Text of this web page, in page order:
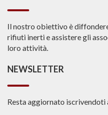
Il nostro obiettivo è
rifiuti inerti e assistere gli
loro attività.
NEWSLETTER
Resta aggiornato